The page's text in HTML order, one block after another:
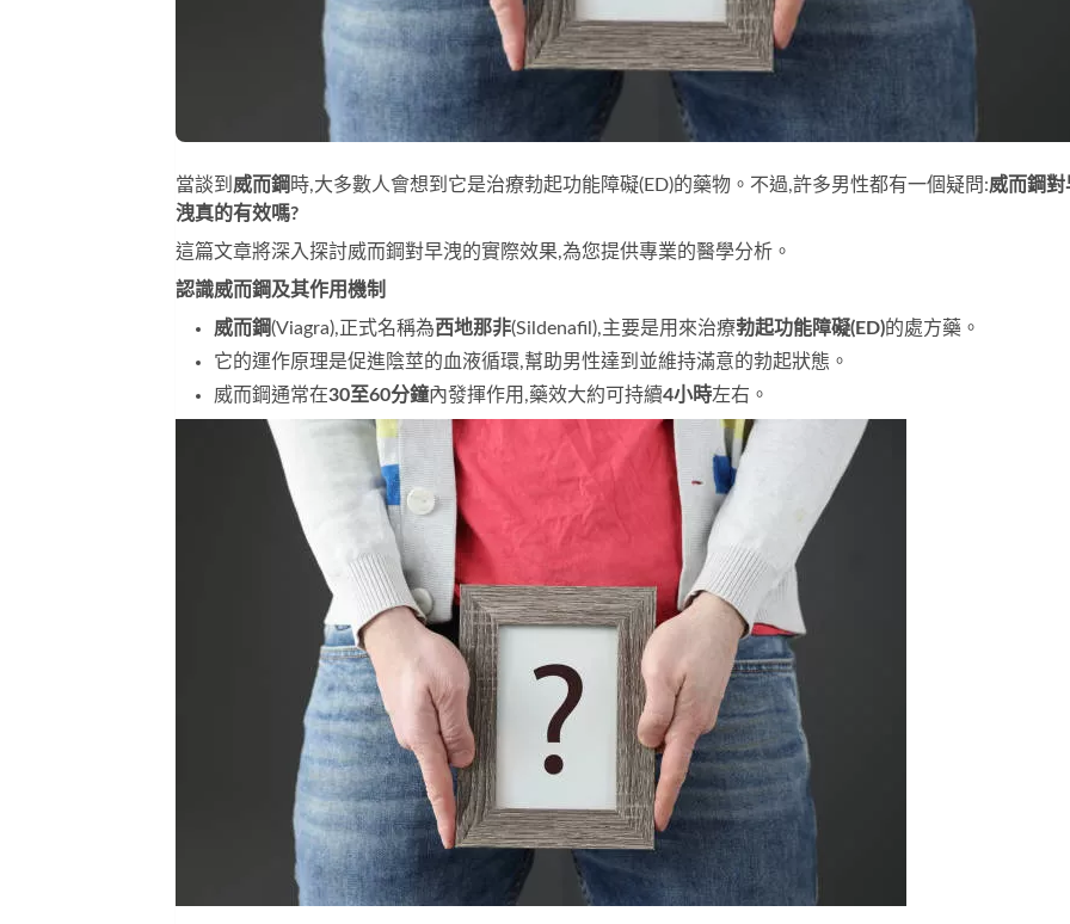
當談到 威而鋼 時,大多數人會想到它是治療勃起功能障礙(ED)的藥物。不過,許多男性都有一個疑問:威而鋼對
洩真的有效嗎?
這篇文章將深入探討威而鋼對早洩的實際效果,為您提供專業的醫學分析。
認識威而鋼及其作用機制
威而鋼(Viagra),正式名稱為西地那非(Sildenafil),主要是用來治療勃起功能障礙(ED)的處方藥。
它的運作原理是促進陰莖的血液循環,幫助男性達到並維持滿意的勃起狀態。
威而鋼通常在30至60分鐘內發揮作用,藥效大約可持續4小時左右。